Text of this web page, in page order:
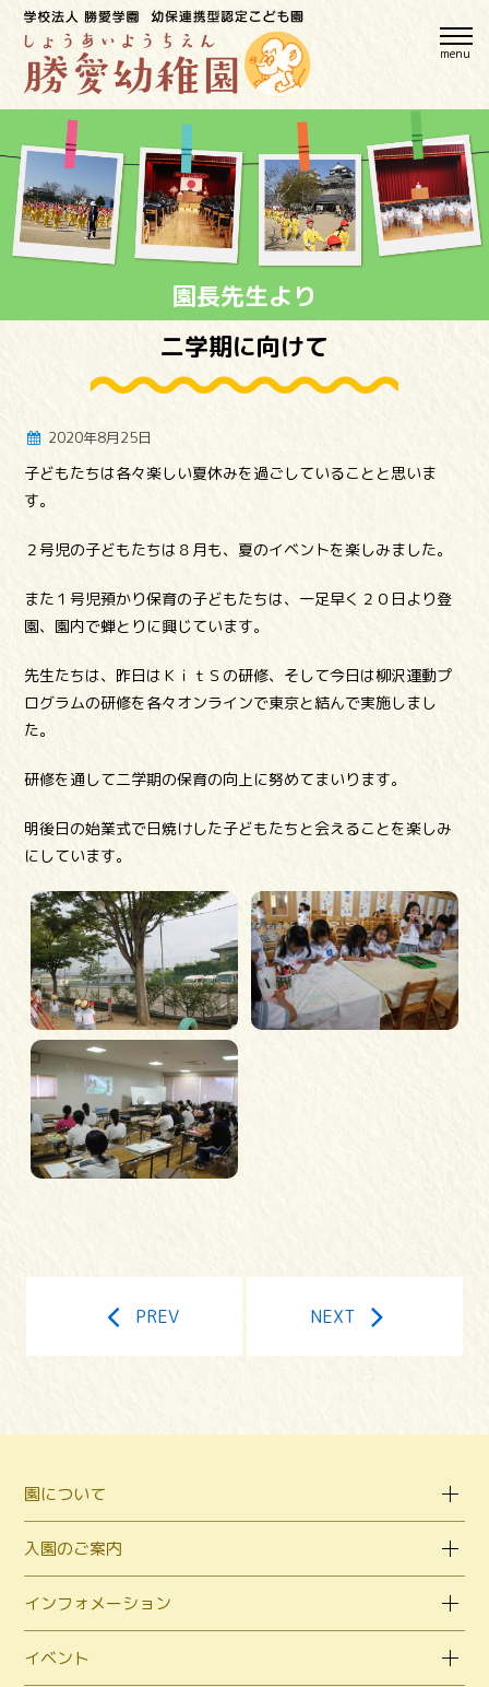
園長先生より
二学期に向けて
2020年8月25日
子どもたちは各々楽しい夏休みを過ごしていることと思いま
す。
２号児の子どもたちは８月も、夏のイベントを楽しみました。
また１号児預かり保育の子どもたちは、一足早く２０日より登
園、園内で蝉とりに興じています。
先生たちは、昨日はＫｉｔＳの研修、そして今日は柳沢運動プ
ログラムの研修を各々オンラインで東京と結んで実施しまし
た。
研修を通して二学期の保育の向上に努めてまいります。
明後日の始業式で日焼けした子どもたちと会えることを楽しみ
にしています。
PREV NEXT
園について
入園のご案内
インフォメーション
イベント
menu